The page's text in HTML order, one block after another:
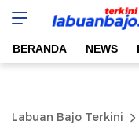
Labuan Bajo
Aktual &
BERANDA NEWS
Labuan Bajo Terkini